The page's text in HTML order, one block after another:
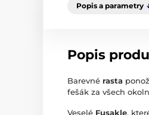
Popis a parametry
Popis
Barevné rasta
fešák za všech
Veselé Fusakle,